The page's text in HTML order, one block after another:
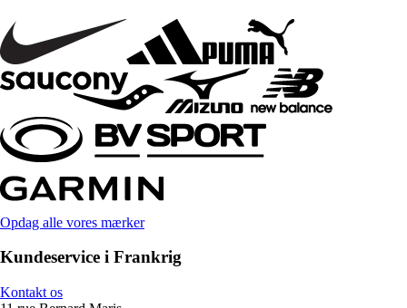
Opdag alle vores mærker
Kundeservice i Frankrig
Kontakt os